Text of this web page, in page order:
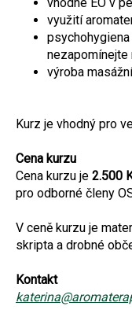
využití
nezapomínejte
výroba
Kurz je vhodný pro
Cena kurzu
Cena kurzu je 2.500
pro odborné členy
V ceně kurzu je
skripta a drobné
Kontakt